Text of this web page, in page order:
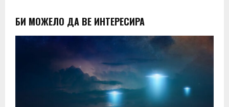
БИ МОЖЕЛО ДА ВЕ ИНТЕРЕСИРА